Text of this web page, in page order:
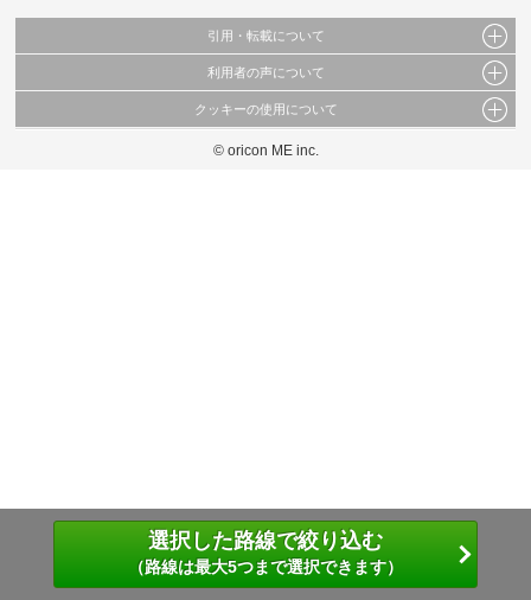
選択した路線で絞り込む
（路線は最大5つまで選択できます）
引用・転載について
当サイトで公開されている情報（文字、写真、イラスト、画像データ等）及びこれらの配
これらの情報を権利者の許可なく無断転載・複製などの二次利用を行うことは固く禁じて
利用者の声について
当サイトに掲載している内容はすべてサービスの利用者が提出された見解・感想です。
弊社の見解・ 意見ではないことをご理解いただいた上でご覧ください。
クッキーの使用について
このサイトでは Cookie を使用して、ユーザーに合わせたコンテンツや広告の表示、ソー
© oricon ME inc.